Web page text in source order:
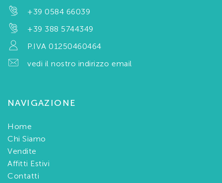
+39 0584 66039
+39 388 5744349
P.IVA 01250460464
vedi il nostro indirizzo email
NAVIGAZIONE
Home
Chi Siamo
Vendite
Affitti Estivi
Contatti